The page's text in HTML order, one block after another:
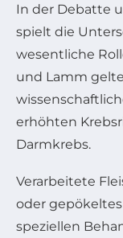
In der Debatte
spielt die
wesentliche
und Lamm
erhöhten
Darmkrebs.
Verarbeitete
oder
speziellen